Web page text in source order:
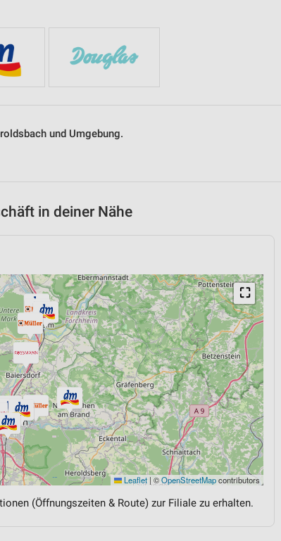
und Umgebung.
in deiner Nähe
⛶
Leaflet | ©OpenStreetMapcontributors
(Öffnungszeiten & Route) zur Filiale zu erhalten.